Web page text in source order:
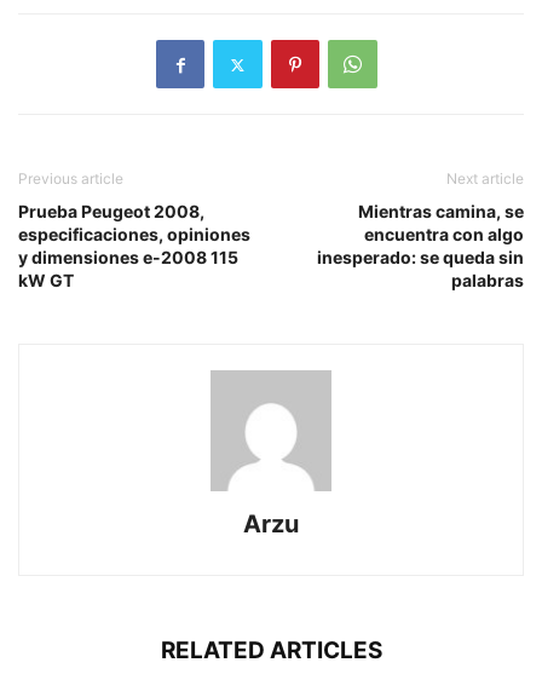
Previous article
Prueba Peugeot 2008,
especificaciones, opiniones
y dimensiones e-2008 115
kW GT
Next article
Mientras camina, se
encuentra con algo
inesperado: se queda sin
palabras
Arzu
RELATED ARTICLES